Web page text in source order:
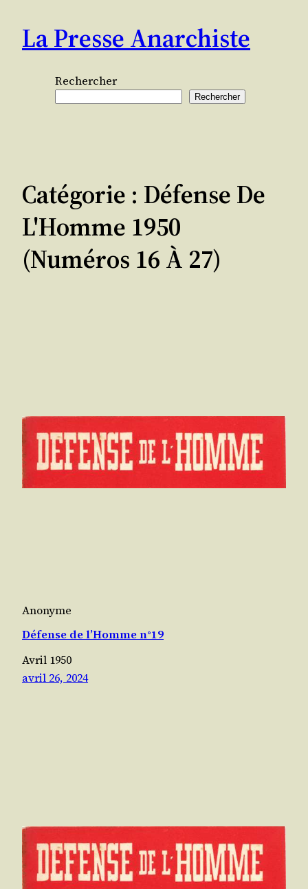
contenu
La Presse Anarchiste
Rechercher
Rechercher
Catégorie : Défense De
L'Homme 1950
(numéros 16 À 27)
Anonyme
Défense de l’Homme n°19
Avril 1950
avril 26, 2024